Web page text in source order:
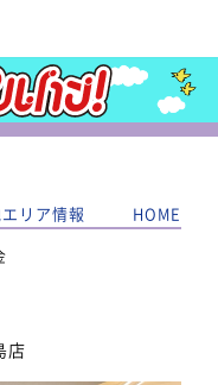
リア情報 HOME
店